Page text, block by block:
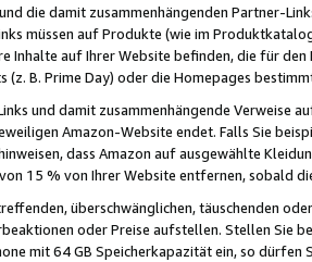
die damit zusammenhängenden Partner-
müssen auf Produkte (wie im
Inhalte auf Ihrer Website befinden, die für
(z. B. Prime Day) oder die Homepages
und damit zusammenhängende
Amazon-Website endet. Falls Sie
dass Amazon auf ausgewählte
15 % von Ihrer Website entfernen, sobald
überschwänglichen, täuschenden
oder Preise aufstellen. Stellen Sie
mit 64 GB Speicherkapazität ein, so dürfen